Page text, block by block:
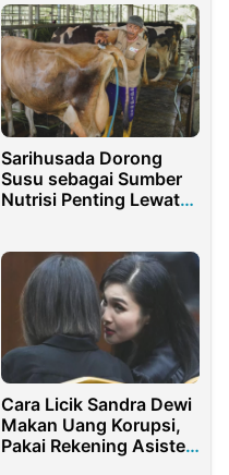
Sarihusada Dorong
Susu sebagai Sumber
Nutrisi Penting Lewat
Cara Licik Sandra Dewi
Makan Uang Korupsi,
Pakai Rekening Asisten